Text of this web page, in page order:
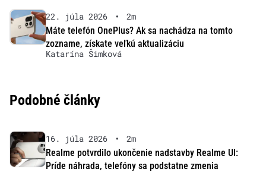
22. júla 2026 •
2m
Máte telefón OnePlus? Ak sa nachádza na tomto
zozname, získate veľkú aktualizáciu
Katarína Šimková
Podobné články
16. júla 2026 •
2m
Realme potvrdilo ukončenie nadstavby Realme UI:
Príde náhrada, telefóny sa podstatne zmenia